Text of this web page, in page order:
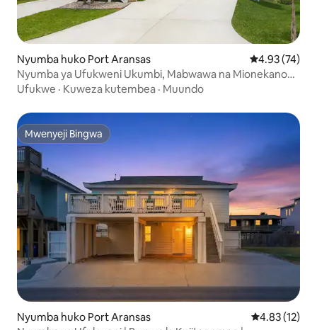
Nyumba huko Port Aransas Ukadiriaji wa
4.93 (74)
Nyumba ya Ufukweni Ukumbi, Mabwawa na Mionekano
ya Bahari
Ufukwe · Kuweza kutembea · Muundo
Mwenyeji Bingwa
Mwenyeji Bingwa
Nyumba huko Port Aransas Ukadiriaji wa
4.83 (12)